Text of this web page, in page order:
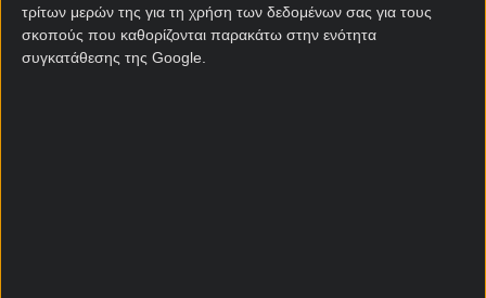
τρίτων μερών της για τη χρήση των δεδομένων σας για τους
σκοπούς που καθορίζονται παρακάτω στην ενότητα
συγκατάθεσης της Google.
Έκανε εύκολη τη ζωή της απέναντι στη Βόρεια
Μακεδονία επικρατώντας με 4-0, με αντεπίθεση